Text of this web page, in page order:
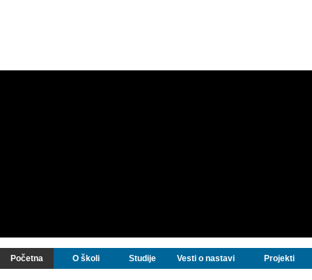
Početna O školi Studije Vesti o nastavi Projekti